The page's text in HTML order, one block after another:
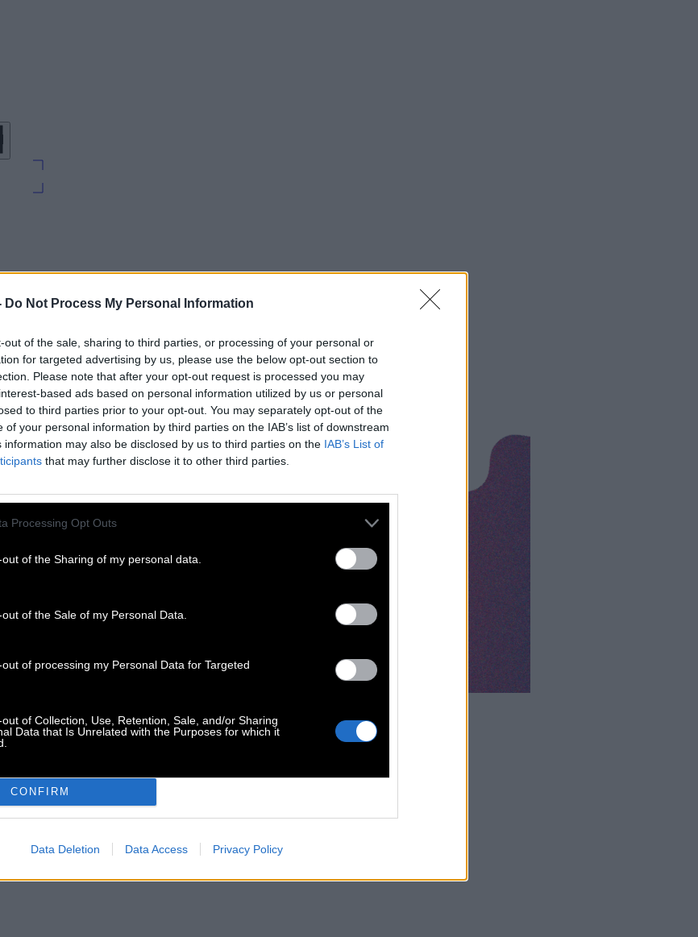
Do Not Process My Personal Information
out of the sale, sharing to third parties, or processing of your personal or
for targeted advertising by us, please use the below opt-out section to
Please note that after your opt-out request is processed you may
based ads based on personal information utilized by us or personal
to third parties prior to your opt-out. You may separately opt-out of the
of your personal information by third parties on the IAB’s list of downstream
information may also be disclosed by us to third parties on the IAB’s List of
that may further disclose it to other third parties.
Processing Opt Outs
of the Sharing of my personal data.
of the Sale of my Personal Data.
of processing my Personal Data for Targeted
of Collection, Use, Retention, Sale, and/or Sharing
Data that Is Unrelated with the Purposes for which it
CONFIRM
Data Deletion Data Access Privacy Policy